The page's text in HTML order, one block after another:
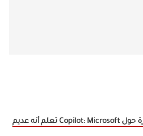
الحقيقة المرة حول Copilot: Microsoft تعلم أنه عديم